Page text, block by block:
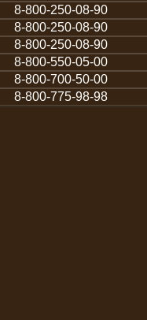
8-800-250-08-90
8-800-250-08-90
8-800-250-08-90
8-800-550-05-00
8-800-700-50-00
8-800-775-98-98